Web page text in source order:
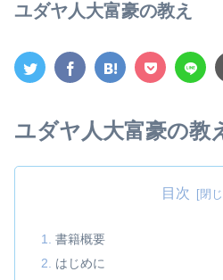
ユダヤ人大富豪の教え
ユダヤ人大富豪の教
目次
書籍概要
はじめに